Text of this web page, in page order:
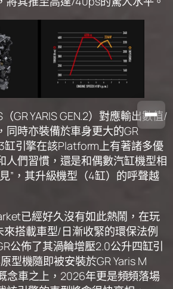
GR YARIS GEN.2）對應輸出數值/
同時亦裝備於車身更大的GR
引擎在該Platform上有著諸多優
人們習慣，還是和偶數汽缸機型相
”，其升級機型（4缸）的呼聲越
已經好久沒有如此熱鬧，在玩
搭載車型/日漸收緊的環保法例
公佈了其渦輪增壓2.0公升四缸引
型機隨即被安裝於GR Yaris M
念車之上，2026年更是頻頻落場